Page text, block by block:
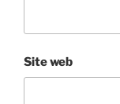
Site web